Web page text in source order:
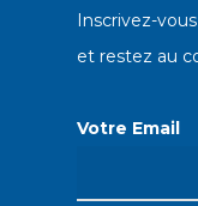
Inscrivez-
et restez au
Votre Email